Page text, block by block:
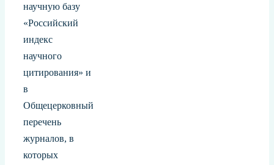
научную базу
«Российский
индекс
научного
цитирования» и
в
Общецерковный
перечень
журналов, в
которых